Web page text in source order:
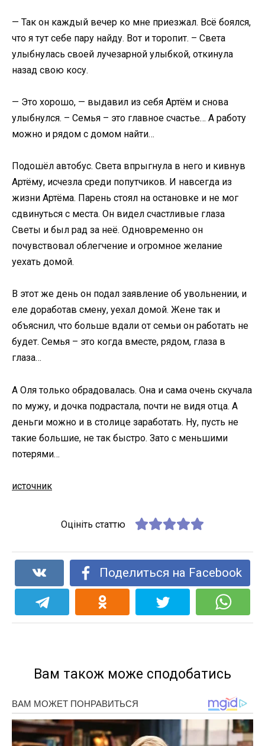
— Так он каждый вечер ко мне приезжал. Всё боялся,
что я тут себе пару найду. Вот и торопит. – Света
улыбнулась своей лучезарной улыбкой, откинула
назад свою косу.
— Это хорошо, — выдавил из себя Артём и снова
улыбнулся. – Семья – это главное счастье… А работу
можно и рядом с домом найти…
Подошёл автобус. Света впрыгнула в него и кивнув
Артёму, исчезла среди попутчиков. И навсегда из
жизни Артёма. Парень стоял на остановке и не мог
сдвинуться с места. Он видел счастливые глаза
Светы и был рад за неё. Одновременно он
почувствовал облегчение и огромное желание
уехать домой.
В этот же день он подал заявление об увольнении, и
еле доработав смену, уехал домой. Жене так и
объяснил, что больше вдали от семьи он работать не
будет. Семья – это когда вместе, рядом, глаза в
глаза…
А Оля только обрадовалась. Она и сама очень скучала
по мужу, и дочка подрастала, почти не видя отца. А
деньги можно и в столице заработать. Ну, пусть не
такие большие, не так быстро. Зато с меньшими
потерями…
источник
Оцініть статтю
Поделиться на Facebook
Вам також може сподобатись